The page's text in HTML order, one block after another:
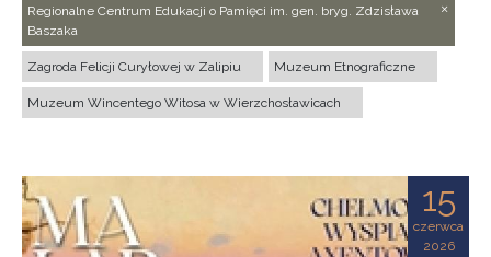
Regionalne Centrum Edukacji o Pamięci im. gen. bryg. Zdzisława
Baszaka
Zagroda Felicji Curyłowej w Zalipiu Muzeum Etnograficzne
Muzeum Wincentego Witosa w Wierzchosławicach
15
czerwca
2026